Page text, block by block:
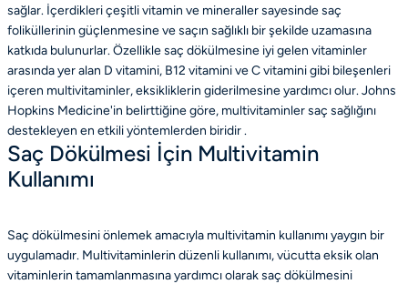
sağlar. İçerdikleri çeşitli vitamin ve mineraller sayesinde saç
foliküllerinin güçlenmesine ve saçın sağlıklı bir şekilde uzamasına
katkıda bulunurlar. Özellikle saç dökülmesine iyi gelen vitaminler
arasında yer alan D vitamini, B12 vitamini ve C vitamini gibi bileşenleri
içeren multivitaminler, eksikliklerin giderilmesine yardımcı olur. Johns
Hopkins Medicine'in belirttiğine göre, multivitaminler saç sağlığını
destekleyen en etkili yöntemlerden biridir .
Saç Dökülmesi İçin Multivitamin
Kullanımı
Saç dökülmesini önlemek amacıyla multivitamin kullanımı yaygın bir
uygulamadır. Multivitaminlerin düzenli kullanımı, vücutta eksik olan
vitaminlerin tamamlanmasına yardımcı olarak saç dökülmesini